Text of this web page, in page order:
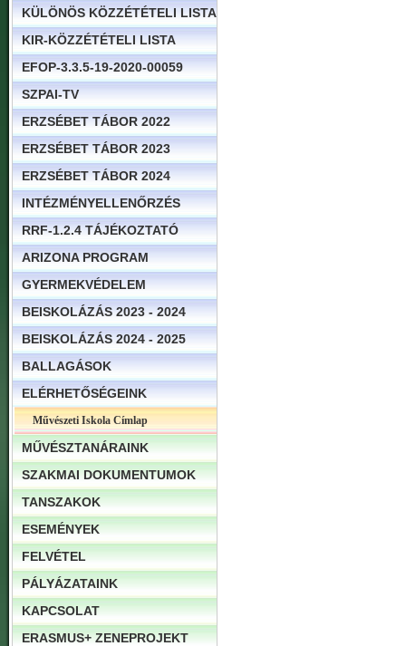
KÜLÖNÖS KÖZZÉTÉTELI LISTA
KIR-KÖZZÉTÉTELI LISTA
EFOP-3.3.5-19-2020-00059
SZPAI-TV
ERZSÉBET TÁBOR 2022
ERZSÉBET TÁBOR 2023
ERZSÉBET TÁBOR 2024
INTÉZMÉNYELLENŐRZÉS
RRF-1.2.4 TÁJÉKOZTATÓ
ARIZONA PROGRAM
GYERMEKVÉDELEM
BEISKOLÁZÁS 2023 - 2024
BEISKOLÁZÁS 2024 - 2025
BALLAGÁSOK
ELÉRHETŐSÉGEINK
Művészeti Iskola Címlap
MŰVÉSZTANÁRAINK
SZAKMAI DOKUMENTUMOK
TANSZAKOK
ESEMÉNYEK
FELVÉTEL
PÁLYÁZATAINK
KAPCSOLAT
ERASMUS+ ZENEPROJEKT